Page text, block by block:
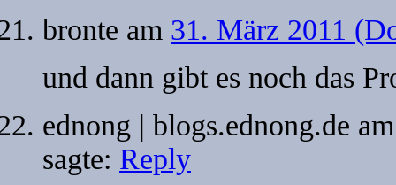
bronte am 31. März 2011
und dann gibt es noch das
ednong | blogs.ednong.de
sagte: Reply